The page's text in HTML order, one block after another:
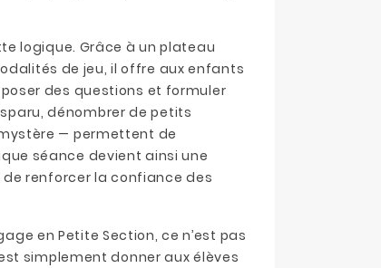
logique. Grâce à un plateau
de jeu, il offre aux enfants
des questions et formuler
dénombrer de petits
— permettent de
séance devient ainsi une
renforcer la confiance des
en Petite Section, ce n’est pas
simplement donner aux élèves